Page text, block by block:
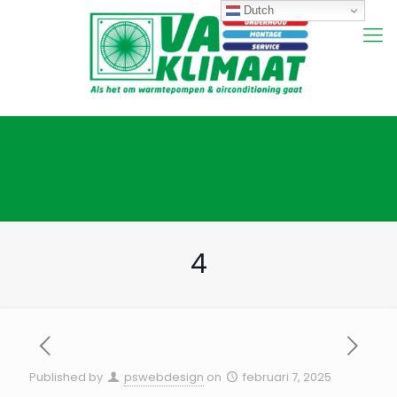
4
Published by pswebdesign on februari 7, 2025
Dutch